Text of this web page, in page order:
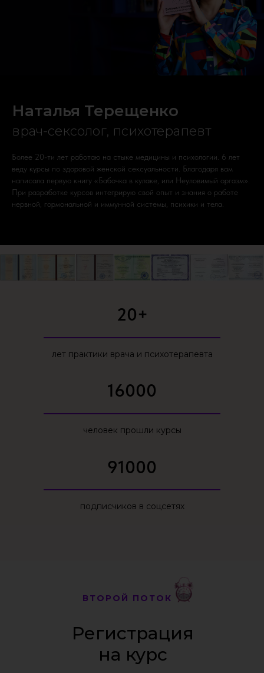
Наталья Терещенко
врач-сексолог, психотерапевт
Более 20-ти лет работаю на стыке медицины и психологии. 6 лет
веду курсы по здоровой женской сексуальности. Благодаря вам
написала первую книгу «Бабочка в кулаке, или Неуловимый оргазм».
При разработке курсов интегрирую свой опыт и знания о работе
нервной, гормональной и иммунной системы, психики и тела.
лет практики врача и психотерапевта
20+
16000
человек прошли курсы
91000
подписчиков в соцсетях
Регистрация
на курс
ВТОРОЙ ПОТОК